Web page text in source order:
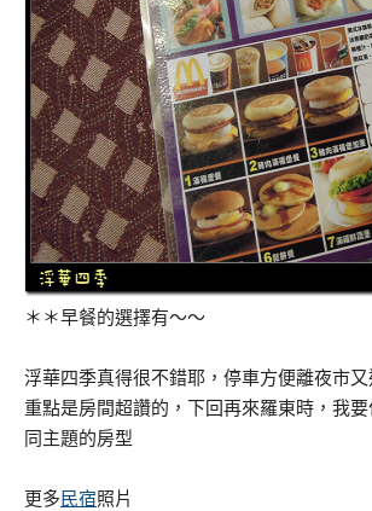
＊＊早餐的選擇有～～
浮華四季真得很不錯耶，停車方便離夜市又
重點是房間超讚的，下回再來羅東時，我
同主題的房型
更多民宿照片